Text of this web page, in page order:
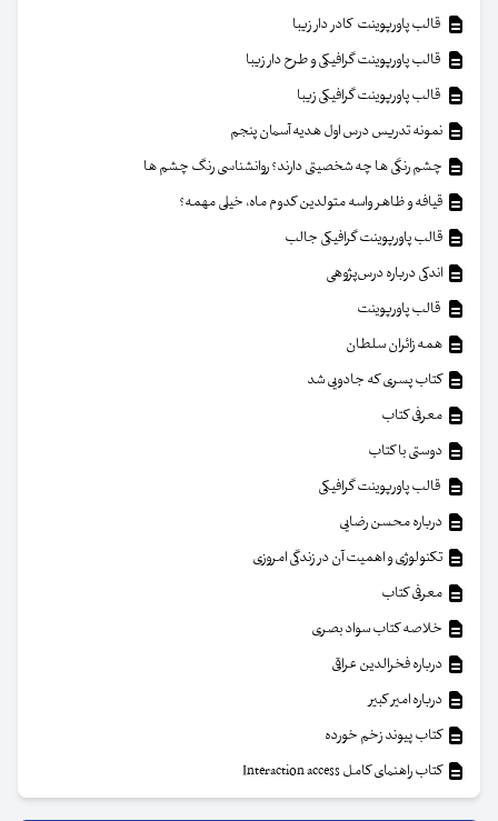
قالب پاورپوینت کادر دار زیبا
قالب پاورپوینت گرافیکی و طرح دار زیبا
قالب پاورپوینت گرافیکی زیبا
نمونه تدریس درس اول هدیه آسمان پنجم
چشم رنگی ها چه شخصیتی دارند؟ روانشناسی رنگ چشم ها
قیافه و ظاهر واسه متولدین کدوم ماه، خیلی مهمه؟
قالب پاورپوینت گرافیکی جالب
اندکی درباره درس‌پژوهی
قالب پاورپوینت
همه زائران سلطان
کتاب پسری که جادویی شد
معرفی کتاب
دوستی با کتاب
قالب پاورپوینت گرافیکی
درباره محسن رضایی
تکنولوژی و اهمیت آن در زندگی امروزی
معرفی کتاب
خلاصه کتاب سواد بصری
درباره فخرالدین عراقی
درباره امیر کبیر
کتاب پیوند زخم خورده
کتاب راهنمای کامل Interaction access